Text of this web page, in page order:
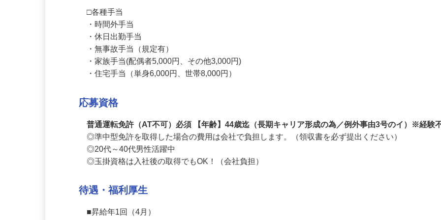
2年目以降合計　756,000円～966,000円
□各種手当
・時間外手当
・休日出勤手当
・無事故手当（規定有）
・住宅手当（単身6,000円、世帯8,000円）
応募資格
普通運転免許（AT不可）必須 【年齢】44歳迄（長期キャリア形成の為／例外事由3号のイ）※経
◎準中型免許を取得した場合の費用は会社で負担します。（領収書を必ず提出ください）
◎玉掛資格は入社後の取得でもOK！（会社負担）